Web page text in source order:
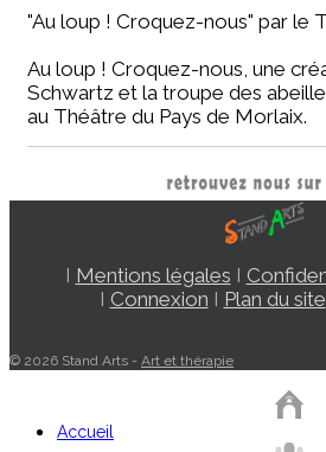
"Au loup ! Croquez-nous" par le
Au loup ! Croquez-nous, une
Schwartz et la troupe des
au Théâtre du Pays de Morlaix.
I Mentions légales I
I Connexion I Plan du site
© 2026 Stand Arts - Art et thérapie
Accueil